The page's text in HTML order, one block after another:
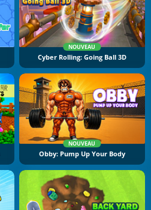
NOUVEAU
Cyber Rolling: Going Ball 3D
NOUVEAU
Obby: Pump Up Your Body